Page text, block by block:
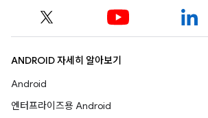
ANDROID 자세히 알아보기
Android
엔터프라이즈용 Android